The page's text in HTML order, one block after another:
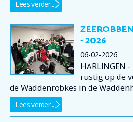
Lees verder...
- 2026
06-02-2026
HARLINGEN
rustig op de
de Waddenrobkes in de
Lees verder...